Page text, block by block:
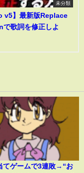
未分類
v5】最新版Replace
歌詞を修正しよ
てゲームで3連敗→“お